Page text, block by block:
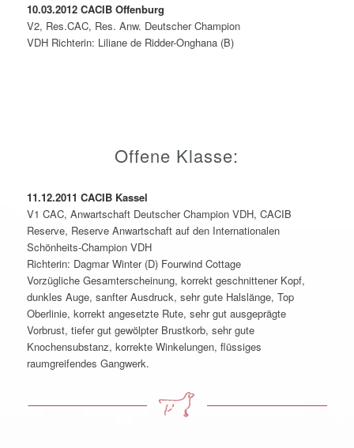
10.03.2012 CACIB Offenburg
V2, Res.CAC, Res. Anw. Deutscher Champion
VDH Richterin: Liliane de Ridder-Onghana (B)
Offene Klasse:
11.12.2011 CACIB Kassel
V1 CAC, Anwartschaft Deutscher Champion VDH, CACIB
Reserve, Reserve Anwartschaft auf den Internationalen
Schönheits-Champion VDH
Richterin: Dagmar Winter (D) Fourwind Cottage
Vorzügliche Gesamterscheinung, korrekt geschnittener Kopf,
dunkles Auge, sanfter Ausdruck, sehr gute Halslänge, Top
Oberlinie, korrekt angesetzte Rute, sehr gut ausgeprägte
Vorbrust, tiefer gut gewölpter Brustkorb, sehr gute
Knochensubstanz, korrekte Winkelungen, flüssiges
raumgreifendes Gangwerk.